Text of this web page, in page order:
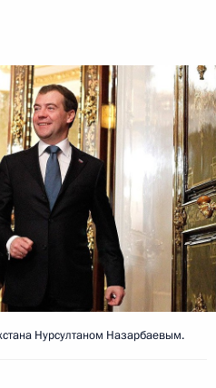
Нурсултаном Назарбаевым.